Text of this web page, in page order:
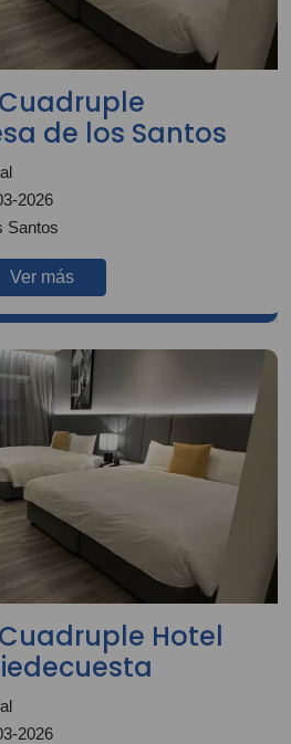
de los Santos
2026
Santos
Ver más
Hotel
2026